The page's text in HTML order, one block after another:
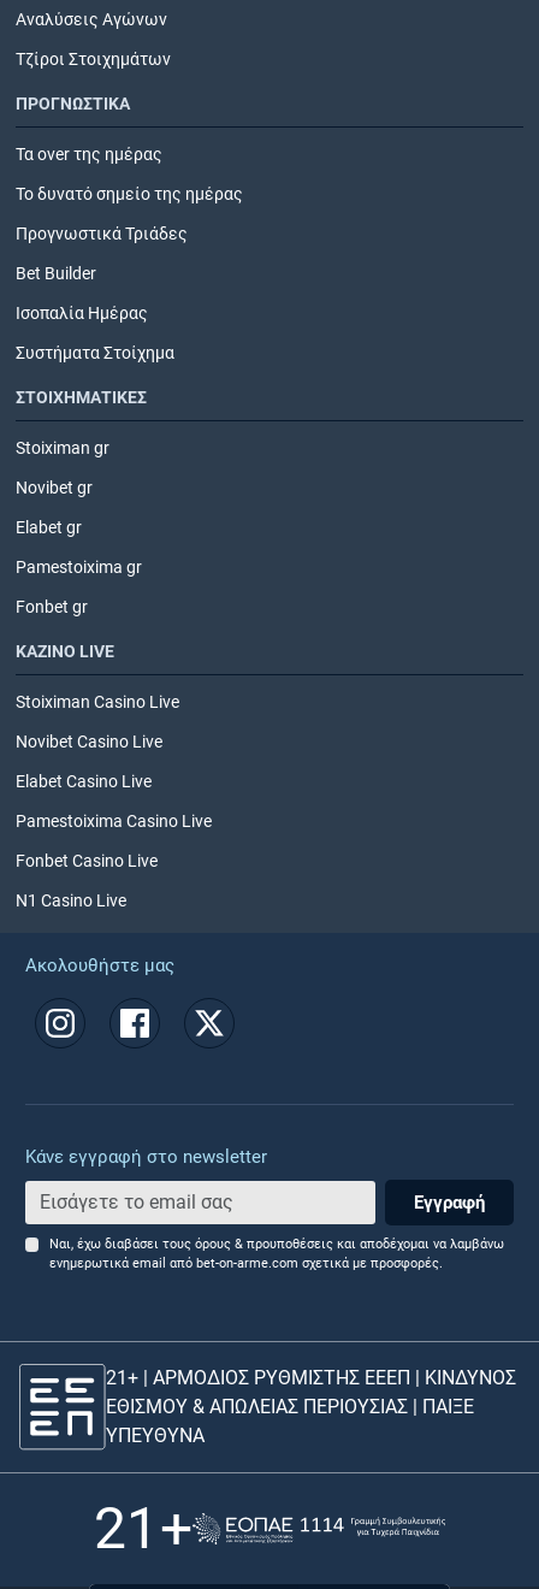
Αναλύσεις Αγώνων
Τζίροι Στοιχημάτων
ΠΡΟΓΝΩΣΤΙΚΑ
Τα over της ημέρας
Το δυνατό σημείο της ημέρας
Προγνωστικά Τριάδες
Bet Builder
Ισοπαλία Ημέρας
Συστήματα Στοίχημα
ΣΤΟΙΧΗΜΑΤΙΚΕΣ
Stoiximan gr
Novibet gr
Elabet gr
Pamestoixima gr
Fonbet gr
ΚΑΖΙΝΟ LIVE
Stoiximan Casino Live
Novibet Casino Live
Elabet Casino Live
Pamestoixima Casino Live
Fonbet Casino Live
N1 Casino Live
Ακολουθήστε μας
Κάνε εγγραφή στο newsletter
Εγγραφή
Ναι, έχω διαβάσει τους όρους & προυποθέσεις και αποδέχομαι να λαμβάνω
ενημερωτικά email από bet-on-arme.com σχετικά με προσφορές.
21+ | ΑΡΜΟΔΙΟΣ ΡΥΘΜΙΣΤΗΣ ΕΕΕΠ | ΚΙΝΔΥΝΟΣ
ΕΘΙΣΜΟΥ & ΑΠΩΛΕΙΑΣ ΠΕΡΙΟΥΣΙΑΣ | ΠΑΙΞΕ
ΥΠΕΥΘΥΝΑ
21+